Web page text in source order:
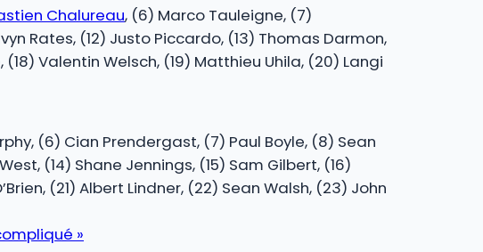
Chalureau, (6) Marco Tauleigne, (7)
Rates, (12) Justo Piccardo, (13) Thomas Darmon,
(18) Valentin Welsch, (19) Matthieu Uhila, (20) Langi
(6) Cian Prendergast, (7) Paul Boyle, (8) Sean
(14) Shane Jennings, (15) Sam Gilbert, (16)
(21) Albert Lindner, (22) Sean Walsh, (23) John
»